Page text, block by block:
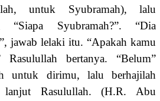
untuk Syubramah), lalu
“Siapa Syubramah?”. “Dia
jawab lelaki itu. “Apakah kamu
Rasulullah bertanya. “Belum”
untuk dirimu, lalu berhajilah
lanjut Rasulullah. (H.R. Abu